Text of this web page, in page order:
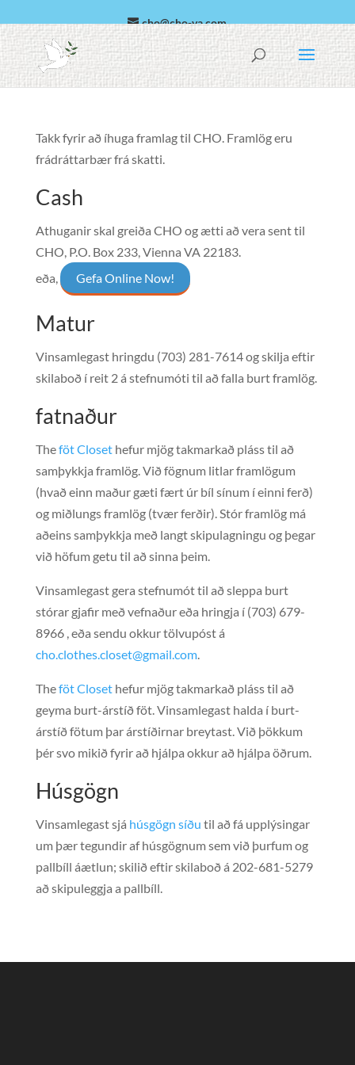
cho@cho-va.com
Arabic
Español
Takk fyrir að íhuga framlag til CHO. Framlög eru
frádráttarbær frá skatti.
Cash
Athuganir skal greiða CHO og ætti að vera sent til
CHO, P.O. Box 233, Vienna VA 22183.
eða,
Gefa Online Now!
Matur
Vinsamlegast hringdu (703) 281-7614 og skilja eftir
skilaboð í reit 2 á stefnumóti til að falla burt framlög.
fatnaður
Theföt Closethefur mjög takmarkað pláss til að
samþykkja framlög. Við fögnum litlar framlögum
(hvað einn maður gæti fært úr bíl sínum í einni ferð)
og miðlungs framlög (tvær ferðir). Stór framlög má
aðeins samþykkja með langt skipulagningu og þegar
við höfum getu til að sinna þeim.
Vinsamlegast gera stefnumót til að sleppa burt
stórar gjafir með vefnaður eða hringja í (703) 679-
8966 , eða sendu okkur tölvupóst á
cho.clothes.closet@gmail.com.
Theföt Closethefur mjög takmarkað pláss til að
geyma burt-árstíð föt. Vinsamlegast halda í burt-
árstíð fötum þar árstíðirnar breytast. Við þökkum
þér svo mikið fyrir að hjálpa okkur að hjálpa öðrum.
Húsgögn
Vinsamlegast sjá húsgögn síðu til að fá upplýsingar
um þær tegundir af húsgögnum sem við þurfum og
pallbíll áætlun; skilið eftir skilaboð á 202-681-5279
að skipuleggja a pallbíll.